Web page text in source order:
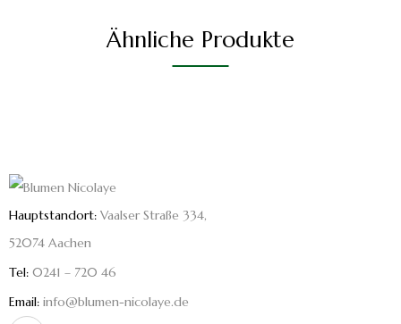
Ähnliche Produkte
Hauptstandort: Vaalser Straße 334,
52074 Aachen
Tel: 0241 – 720 46
Email: info@blumen-nicolaye.de